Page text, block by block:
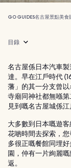
GO GUIDES名古屋景點美食
目錄
名古屋係日本汽車
達。早在江戶時代
藩」的其一分支曾以
寺廟同神社都無喺
見到嘅名古屋城係
大多數到日本嘅遊
花啲時間去探索，
多很正嘅餐館同埋
園，仲有一片絢麗
返。